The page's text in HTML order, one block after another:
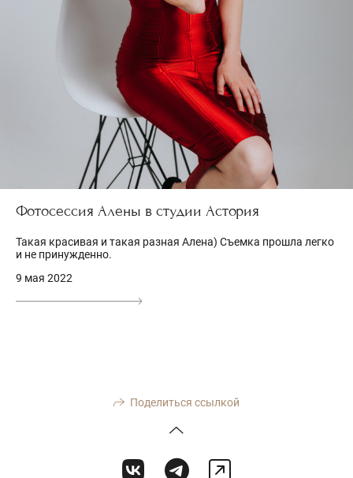
Фотосессия Алены в студии Астория
Такая красивая и такая разная Алена) Съемка прошла легко
и не принужденно.
9 мая 2022
Поделиться ссылкой